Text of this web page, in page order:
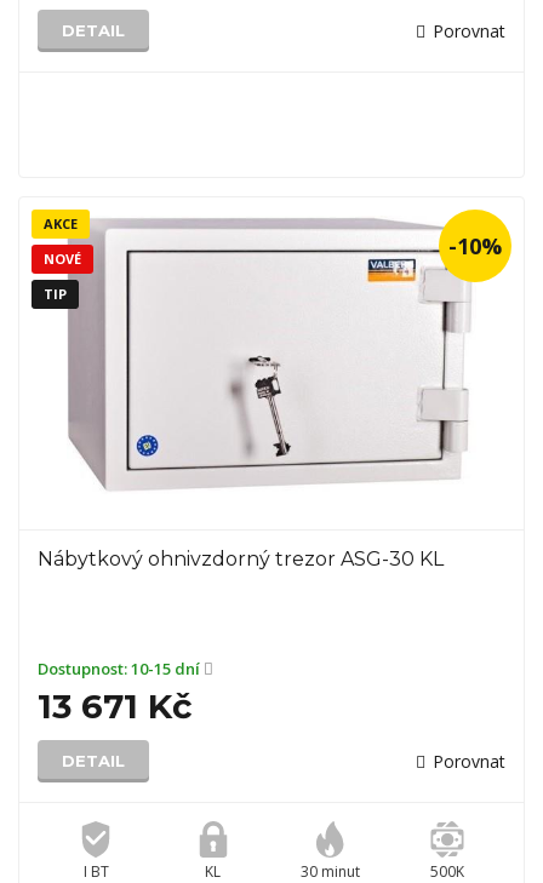
DETAIL Porovnat
Nábytkový ohnivzdorný trezor ASG-30 KL
Dostupnost:10-15 dní
13 671 Kč
DETAIL Porovnat
I BT KL 30 minut 500K
AKCE
NOVÉ
TIP
-10%